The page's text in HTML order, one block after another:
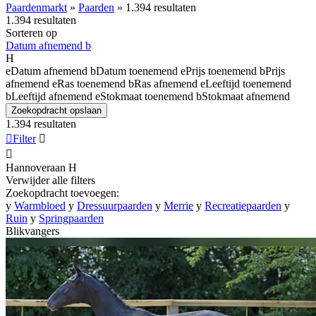
Paardenmarkt » Paarden » 1.394 resultaten
1.394 resultaten
Sorteren op
Datum afnemend b
H
eDatum afnemend bDatum toenemend ePrijs toenemend bPrijs
afnemend eRas toenemend bRas afnemend eLeeftijd toenemend
bLeeftijd afnemend eStokmaat toenemend bStokmaat afnemend
Zoekopdracht opslaan
1.394 resultaten
Filter 

Hannoveraan H
Verwijder alle filters
Zoekopdracht toevoegen:
y Warmbloed y Dressuurpaarden y Merrie y Recreatiepaarden y
Ruin y Springpaarden
Blikvangers